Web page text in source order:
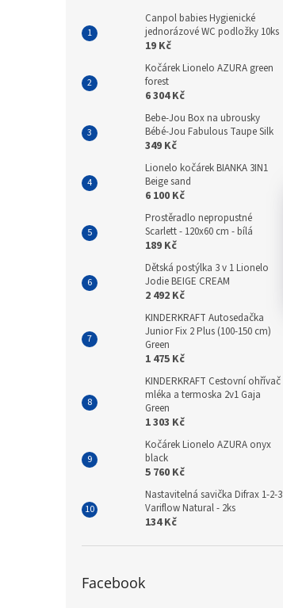
Canpol babies Hygienické
jednorázové WC podložky 10ks
19 Kč
Kočárek Lionelo AZURA green
forest
6 304 Kč
Bebe-Jou Box na ubrousky
Bébé-Jou Fabulous Taupe Silk
349 Kč
Lionelo kočárek BIANKA 3IN1
Beige sand
6 100 Kč
Prostěradlo nepropustné
Scarlett - 120x60 cm - bílá
189 Kč
Dětská postýlka 3 v 1 Lionelo
Jodie BEIGE CREAM
2 492 Kč
KINDERKRAFT Autosedačka
Junior Fix 2 Plus (100-150 cm)
Green
1 475 Kč
KINDERKRAFT Cestovní ohřívač
mléka a termoska 2v1 Gaja
Green
1 303 Kč
Kočárek Lionelo AZURA onyx
black
5 760 Kč
Nastavitelná savička Difrax 1-2-3
Variflow Natural - 2ks
134 Kč
Facebook